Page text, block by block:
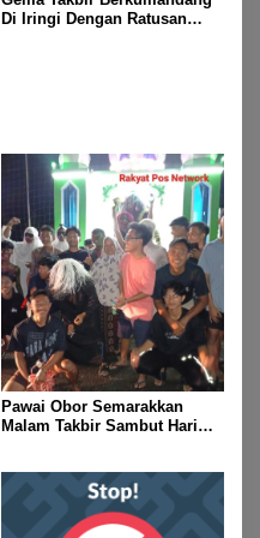
Di Iringi Dengan Ratusan
Pawai Obor Semarakkan
Malam Takbir Sambut Hari
Asam, Kecamatan Banjit